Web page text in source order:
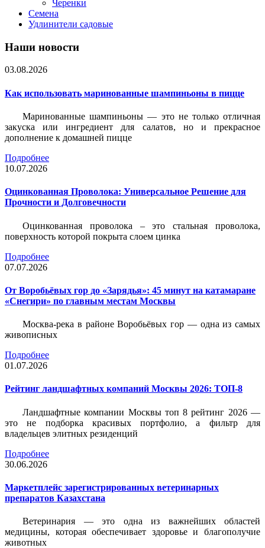
Черенки
Семена
Удлинители садовые
Наши новости
03.08.2026
Как использовать маринованные шампиньоны в пицце
Маринованные шампиньоны — это не только отличная
закуска или ингредиент для салатов, но и прекрасное
дополнение к домашней пицце
Подробнее
10.07.2026
Оцинкованная Проволока: Универсальное Решение для
Прочности и Долговечности
Оцинкованная проволока – это стальная проволока,
поверхность которой покрыта слоем цинка
Подробнее
07.07.2026
От Воробьёвых гор до «Зарядья»: 45 минут на катамаране
«Снегири» по главным местам Москвы
Москва-река в районе Воробьёвых гор — одна из самых
живописных
Подробнее
01.07.2026
Рейтинг ландшафтных компаний Москвы 2026: ТОП-8
Ландшафтные компании Москвы топ 8 рейтинг 2026 —
это не подборка красивых портфолио, а фильтр для
владельцев элитных резиденций
Подробнее
30.06.2026
Маркетплейс зарегистрированных ветеринарных
препаратов Казахстана
Ветеринария — это одна из важнейших областей
медицины, которая обеспечивает здоровье и благополучие
животных